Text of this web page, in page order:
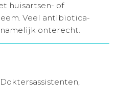
huisartsen- of
Veel antibiotica-
onterecht.